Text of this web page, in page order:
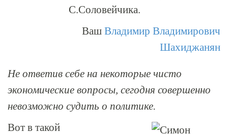
С.Соловейчика.
Ваш Владимир Владимирович
Шахиджанян
Не ответив себе на некоторые чисто
экономические вопросы, сегодня совершенно
невозможно судить о политике.
Вот в такой